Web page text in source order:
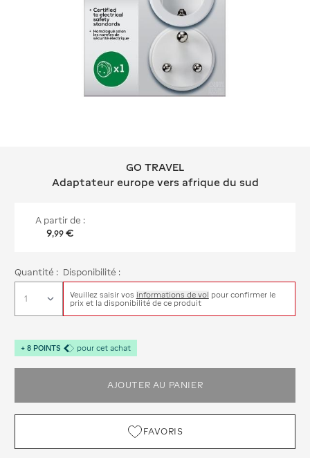
GO TRAVEL Adaptateur europe
GO TRAVEL
Adaptateur europe vers afrique du sud
A partir de :
9,99 €
Quantité : Disponibilité :
Veuillez saisir vos informations de vol pour confirmer le
prix et la disponibilité de ce produit
+ 8 POINTS pour cet achat
AJOUTER AU PANIER
FAVORIS